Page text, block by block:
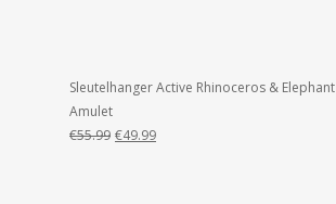
Sleutelhanger Active Rhinoceros & Elephant
Amulet
€55.99 Oorspronkelijke
€49.99Huidige